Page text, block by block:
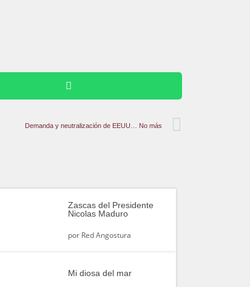
Demanda y neutralización de EEUU… No más
Zascas del Presidente
Nicolas Maduro
porRed Angostura
Mi diosa del mar